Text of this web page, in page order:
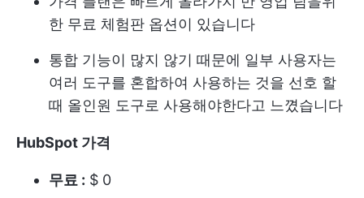
한 무료 체험판 옵션이 있습니다
통합 기능이 많지 않기 때문에 일부 사용자는
여러 도구를 혼합하여 사용하는 것을 선호 할
때 올인원 도구로 사용해야한다고 느꼈습니다
HubSpot 가격
무료 : $ 0